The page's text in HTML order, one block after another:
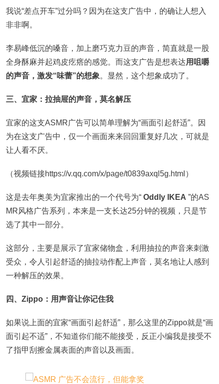
我说“差点开车”过分吗？因为在这支广告中，的确让人想入
非非啊。
李易峰低沉的嗓音，加上磨巧克力豆的声音，简直就是一股
全身酥麻并起鸡皮疙瘩的感觉。而这支广告是想表达用咀嚼
的声音，激发“味蕾”的想象。显然，这个想象成功了。
三、宜家：拉抽屉的声音，莫名解压
宜家的这支ASMR广告可以简单理解为“画面引起舒适”。因
为在这支广告中，仅一个画面来来回回重复好几次，可就是
让人看不厌。
（视频链接https://v.qq.com/x/page/t0839axql5g.html）
这是去年奥美为宜家推出的一个代号为“ Oddly IKEA ”的AS
MR风格广告系列，本来是一支长达25分钟的视频，只是节
选了其中一部分。
这部分，主要是展示了宜家储物盒，利用抽拉的声音来刺激
受众，令人引起舒适的抽拉动作配上声音，莫名地让人感到
一种解压的效果。
四、Zippo：用声音让你记住我
如果说上面的宜家“画面引起舒适”，那么这里的Zippo就是“画
面引起不适”，不知道你们能不能接受，反正小编我是接受不
了指甲刮擦金属表面的声音以及画面。